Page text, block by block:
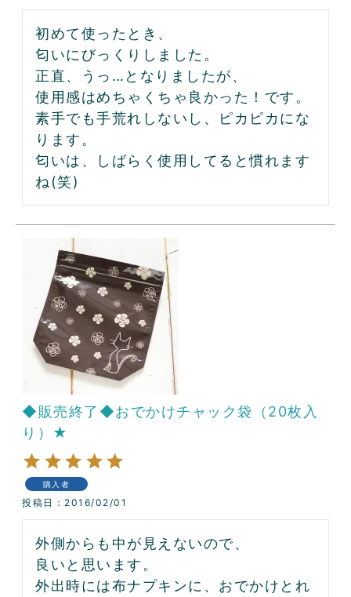
初めて使ったとき、
匂いにびっくりしました。
正直、うっ…となりましたが、
使用感はめちゃくちゃ良かった！です。
素手でも手荒れしないし、ピカピカにな
ります。
匂いは、しばらく使用してると慣れます
ね(笑)
◆販売終了◆おでかけチャック袋（20枚入
り）★
購入者
投稿日 2016/02/01
外側からも中が見えないので、
良いと思います。
外出時には布ナプキンに、おでかけとれ